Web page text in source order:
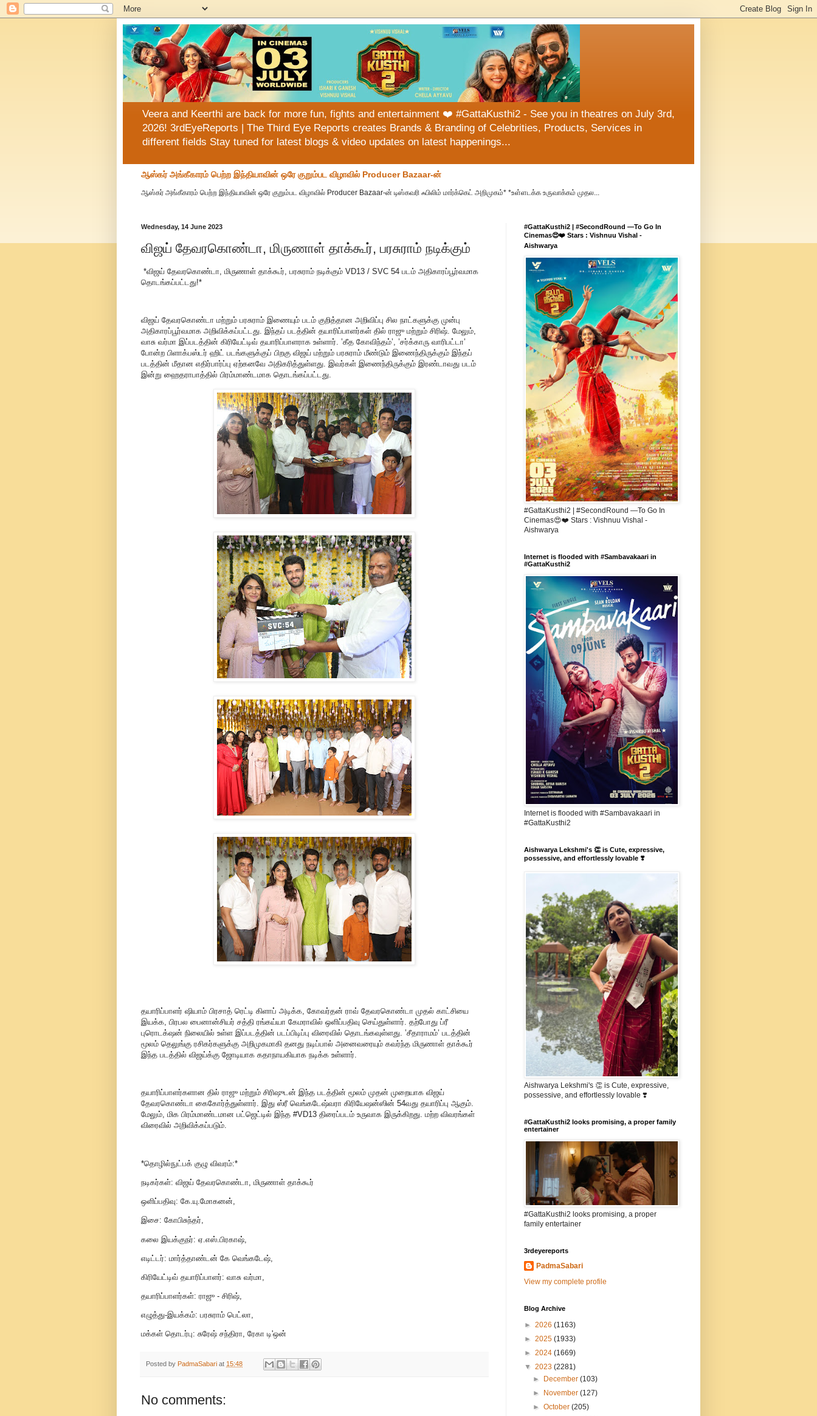
Veera and Keerthi are back for more fun, fights and entertainment ❤️ #GattaKusthi2 - See you in theatres on July 3rd,
2026! 3rdEyeReports | The Third Eye Reports creates Brands & Branding of Celebrities, Products, Services in
different fields Stay tuned for latest blogs & video updates on latest happenings...
ஆஸ்கர் அங்கீகாரம் பெற்ற இந்தியாவின் ஒரே குறும்பட விழாவில் Producer Bazaar-ன்
ஆஸ்கர் அங்கீகாரம் பெற்ற இந்தியாவின் ஒரே குறும்பட விழாவில் Producer Bazaar-ன் டிஸ்கவரி ஃபிலிம் மார்க்கெட் அறிமுகம்* *உள்ளடக்க உருவாக்கம் முதல...
Wednesday, 14 June 2023
விஜய் தேவரகொண்டா, மிருணாள் தாக்கூர், பரசுராம் நடிக்கும்
*விஜய் தேவரகொண்டா, மிருணாள் தாக்கூர், பரசுராம் நடிக்கும் VD13 / SVC 54 படம் அதிகாரப்பூர்வமாக
தொடங்கப்பட்டது!*
விஜய் தேவரகொண்டா மற்றும் பரசுராம் இணையும் படம் குறித்தான அறிவிப்பு சில நாட்களுக்கு முன்பு
அதிகாரப்பூர்வமாக அறிவிக்கப்பட்டது. இந்தப் படத்தின் தயாரிப்பாளர்கள் தில் ராஜு மற்றும் சிரிஷ். மேலும்,
வாசு வர்மா இப்படத்தின் கிரியேட்டிவ் தயாரிப்பாளராக உள்ளார். ’கீத கோவிந்தம்’, ’சர்க்காரு வாரிபட்டா’
போன்ற பிளாக்பஸ்டர் ஹிட் படங்களுக்குப் பிறகு விஜய் மற்றும் பரசுராம் மீண்டும் இணைந்திருக்கும் இந்தப்
படத்தின் மீதான எதிர்பார்ப்பு ஏற்கனவே அதிகரித்துள்ளது. இவர்கள் இணைந்திருக்கும் இரண்டாவது படம்
இன்று ஹைதராபாத்தில் பிரம்மாண்டமாக தொடங்கப்பட்டது.
தயாரிப்பாளர் ஷியாம் பிரசாத் ரெட்டி கிளாப் அடிக்க, கோவர்தன் ராவ் தேவரகொண்டா முதல் காட்சியை
இயக்க, பிரபல பைனான்சியர் சத்தி ரங்கய்யா கேமராவில் ஒளிப்பதிவு செய்துள்ளார். தற்போது ப்ரீ
புரொடக்‌ஷன் நிலையில் உள்ள இப்படத்தின் படப்பிடிப்பு விரைவில் தொடங்கவுள்ளது. ’சீதாராமம்’ படத்தின்
மூலம் தெலுங்கு ரசிகர்களுக்கு அறிமுகமாகி தனது நடிப்பால் அனைவரையும் கவர்ந்த மிருணாள் தாக்கூர்
இந்த படத்தில் விஜய்க்கு ஜோடியாக கதாநாயகியாக நடிக்க உள்ளார்.
தயாரிப்பாளர்களான தில் ராஜு மற்றும் சிரிஷுடன் இந்த படத்தின் மூலம் முதன் முறையாக விஜய்
தேவரகொண்டா கைகோர்த்துள்ளார். இது ஸ்ரீ வெங்கடேஷ்வரா கிரியேஷன்ஸின் 54வது தயாரிப்பு ஆகும்.
மேலும், மிக பிரம்மாண்டமான பட்ஜெட்டில் இந்த #VD13 திரைப்படம் உருவாக இருக்கிறது. மற்ற விவரங்கள்
விரைவில் அறிவிக்கப்படும்.
*தொழில்நுட்பக் குழு விவரம்:*
நடிகர்கள்: விஜய் தேவரகொண்டா, மிருணாள் தாக்கூர்
ஒளிப்பதிவு: கே.யு.மோகனன்,
இசை: கோபிசுந்தர்,
கலை இயக்குநர்: ஏ.எஸ்.பிரகாஷ்,
எடிட்டர்: மார்த்தாண்டன் கே வெங்கடேஷ்,
கிரியேட்டிவ் தயாரிப்பாளர்: வாசு வர்மா,
தயாரிப்பாளர்கள்: ராஜு - சிரிஷ்,
எழுத்து-இயக்கம்: பரசுராம் பெட்லா,
மக்கள் தொடர்பு: சுரேஷ் சந்திரா, ரேகா டி'ஒன்
Posted by PadmaSabari at 15:48
No comments:
#GattaKusthi2 | #SecondRound —To Go In
Cinemas😍❤️ Stars : Vishnuu Vishal -
Aishwarya
#GattaKusthi2 | #SecondRound —To Go In
Cinemas😍❤️ Stars : Vishnuu Vishal -
Aishwarya
Internet is flooded with #Sambavakaari in
#GattaKusthi2
Internet is flooded with #Sambavakaari in
#GattaKusthi2
Aishwarya Lekshmi's 👏 is Cute, expressive,
possessive, and effortlessly lovable ❣️
Aishwarya Lekshmi's 👏 is Cute, expressive,
possessive, and effortlessly lovable ❣️
#GattaKusthi2 looks promising, a proper family
entertainer
#GattaKusthi2 looks promising, a proper
family entertainer
3rdeyereports
PadmaSabari
View my complete profile
Blog Archive
► 2026 (1163)
► 2025 (1933)
► 2024 (1669)
▼ 2023 (2281)
►
December(103)
►
November(127)
►October(205)